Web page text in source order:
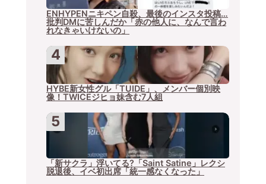
ENHYPENニキペン自殺、最後のインスタ投稿…
批判DMに苦しんだか「赤の他人に、なんで言わ
れなきゃいけないの」
HYBE新女性グル「TUIDE」、メンバー個別映
像！TWICEジヒョ妹含む7人組
「新サクラ」浮いてる?「Saint Satine」レクシ
脱退後、イベ初出席「統一感なくなった」